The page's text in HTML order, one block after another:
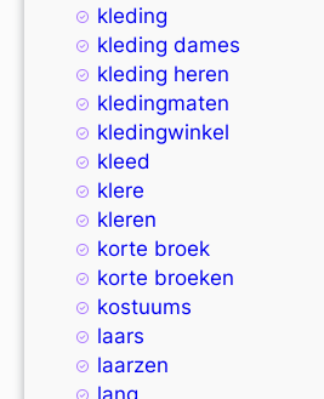
kleding
kleding dames
kleding heren
kledingmaten
kledingwinkel
kleed
klere
kleren
korte broek
korte broeken
kostuums
laars
laarzen
lang